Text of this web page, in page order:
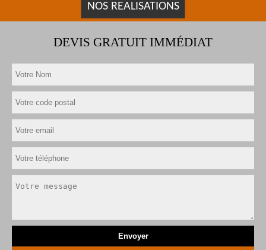
NOS REALISATIONS
DEVIS GRATUIT IMMÉDIAT